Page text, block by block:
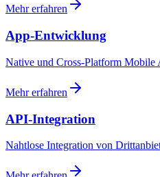
Mehr erfahren
App-Entwicklung
Native und Cross-Platform
Mehr erfahren
API-Integration
Nahtlose Integration von